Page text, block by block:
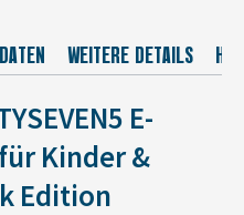
WEITERE DETAILS
E-
Kinder &
Edition